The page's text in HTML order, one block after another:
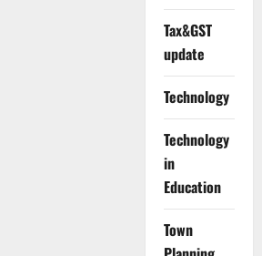
Tax&GST
update
Technology
Technology
in
Education
Town